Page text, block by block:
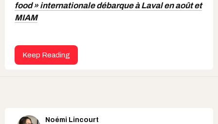
food » internationale débarque à Laval en août et
MIAM
Keep Reading
Noémi Lincourt